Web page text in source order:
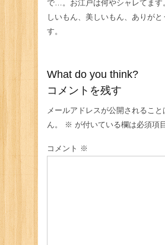
で…。お江戸は何やシャレてます
しいもん、美しいもん、ありがと
す。
What do you think?
コメントを残す
メールアドレスが公開されるこ
ん。
※ が付いている欄は必須項
コメント ※